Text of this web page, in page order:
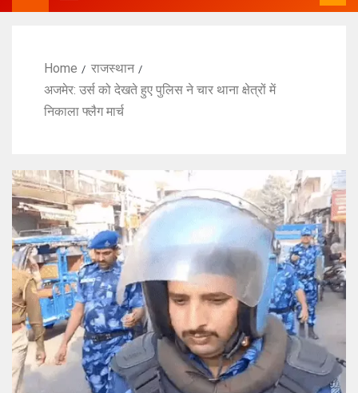
Home
राजस्थान
अजमेर: उर्स को देखते हुए पुलिस ने चार थाना क्षेत्रों में
निकाला फ्लैग मार्च